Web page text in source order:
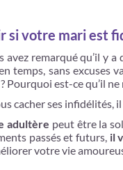
si votre mari est
remarqué qu’il y
temps, sans excuses
Pourquoi est-ce qu’il ne
cacher ses infidélités,
adultère peut être la
passés et futurs, il
votre vie